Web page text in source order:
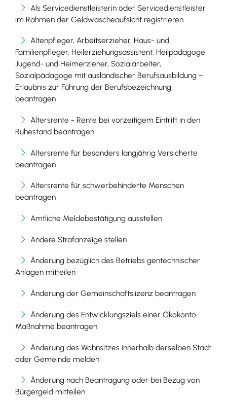
Als Servicedienstleisterin oder Servicedienstleister
im Rahmen der Geldwäscheaufsicht registrieren
Altenpfleger, Arbeitserzieher, Haus- und
Familienpfleger, Heilerziehungsassistent, Heilpädagoge,
Jugend- und Heimerzieher, Sozialarbeiter,
Sozialpädagoge mit ausländischer Berufsausbildung –
Erlaubnis zur Führung der Berufsbezeichnung
beantragen
Altersrente - Rente bei vorzeitigem Eintritt in den
Ruhestand beantragen
Altersrente für besonders langjährig Versicherte
beantragen
Altersrente für schwerbehinderte Menschen
beantragen
Amtliche Meldebestätigung ausstellen
Andere Strafanzeige stellen
Änderung bezüglich des Betriebs gentechnischer
Anlagen mitteilen
Änderung der Gemeinschaftslizenz beantragen
Änderung des Entwicklungsziels einer Ökokonto-
Maßnahme beantragen
Änderung des Wohnsitzes innerhalb derselben Stadt
oder Gemeinde melden
Änderung nach Beantragung oder bei Bezug von
Bürgergeld mitteilen